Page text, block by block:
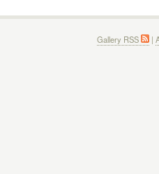
Gallery RSS |